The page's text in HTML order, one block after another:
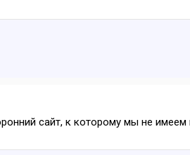
сайт, к которому мы не